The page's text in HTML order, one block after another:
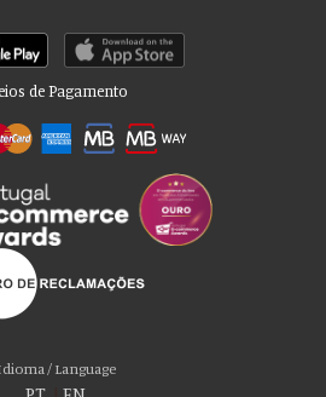
de Pagamento
/ Language
nossas deliciosas
conteúdo e anúncios, fornecer recursos
tráfego. Também compartilhamos